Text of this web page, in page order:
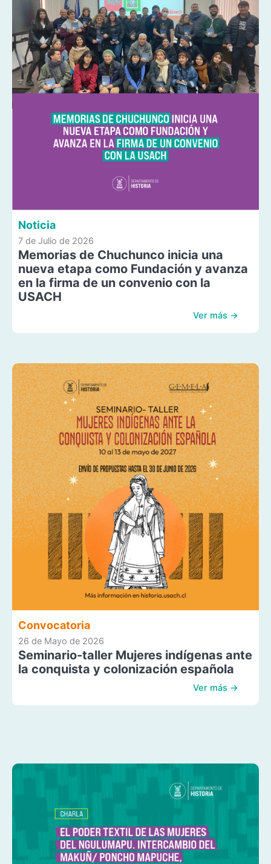
Noticia
7 de Julio de 2026
Memorias de Chuchunco inicia una
nueva etapa como Fundación y avanza
en la firma de un convenio con la
USACH
Ver más →
Convocatoria
26 de Mayo de 2026
Seminario-taller Mujeres indígenas ante
la conquista y colonización española
Ver más →